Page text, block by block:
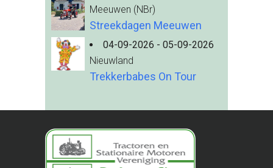
Meeuwen (NBr)
Streekdagen Meeuwen
04-09-2026 - 05-09-2026
Nieuwland
Trekkerbabes On Tour